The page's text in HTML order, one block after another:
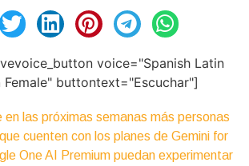
voice="Spanish Latin
Female" buttontext="Escuchar"]
en las próximas semanas más personas
cuenten con los planes de Gemini for
One AI Premium puedan experimentar